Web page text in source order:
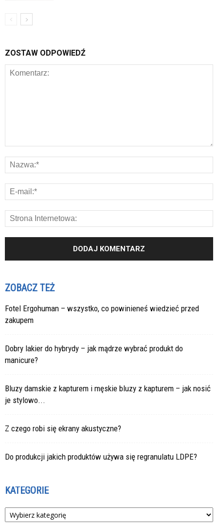
ZOSTAW ODPOWIEDŹ
ZOBACZ TEŻ
Fotel Ergohuman – wszystko, co powinieneś wiedzieć przed
zakupem
Dobry lakier do hybrydy – jak mądrze wybrać produkt do
manicure?
Bluzy damskie z kapturem i męskie bluzy z kapturem – jak nosić
je stylowo...
Z czego robi się ekrany akustyczne?
Do produkcji jakich produktów używa się regranulatu LDPE?
KATEGORIE
Kategorie